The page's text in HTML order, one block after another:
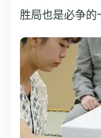
胜局也是必争的